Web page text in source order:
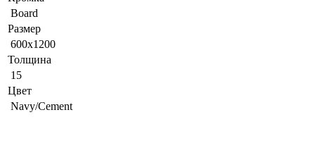
Board
Размер
600x1200
Толщина
15
Цвет
Navy/Cement